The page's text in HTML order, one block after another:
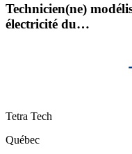
Technicien(ne)
électricité du…
Tetra Tech
Québec